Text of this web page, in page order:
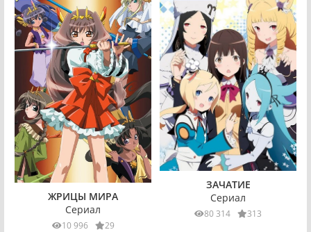
ЖРИЦЫ МИРА
Сериал
10 996 29
ЗАЧАТИЕ
Сериал
80 314 313